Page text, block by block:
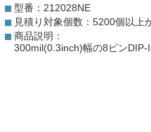
型番：212028NE
見積り対象個数：5200個以上
商品説明：
300mil(0.3inch)幅の8ピン